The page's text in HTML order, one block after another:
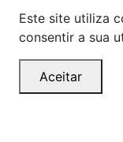
Este site utiliza
consentir a sua
Aceitar